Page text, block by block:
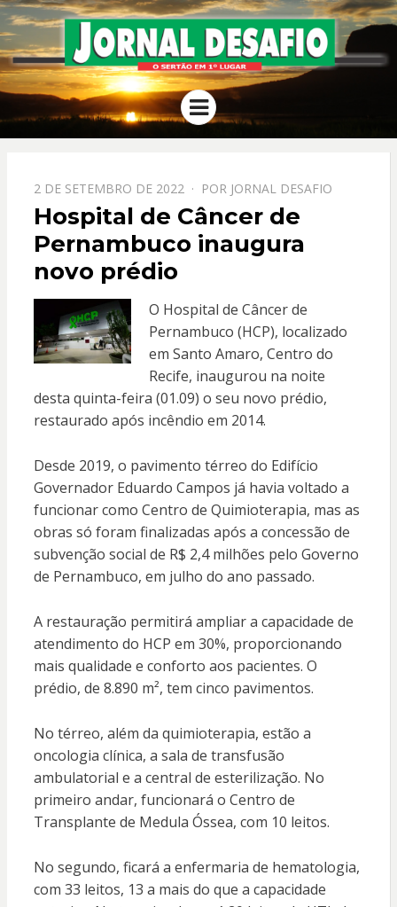
JORNAL
DESAFIO
O Sertão em 1º Lugar
Menu
PPOSTADO
EM
2 DE SETEMBRO DE 2022 POR JORNAL DESAFIO
Hospital de Câncer de
Pernambuco inaugura
novo prédio
O Hospital de Câncer de
Pernambuco (HCP), localizado
em Santo Amaro, Centro do
Recife, inaugurou na noite
desta quinta-feira (01.09) o seu novo prédio,
restaurado após incêndio em 2014.
Desde 2019, o pavimento térreo do Edifício
Governador Eduardo Campos já havia voltado a
funcionar como Centro de Quimioterapia, mas as
obras só foram finalizadas após a concessão de
subvenção social de R$ 2,4 milhões pelo Governo
de Pernambuco, em julho do ano passado.
A restauração permitirá ampliar a capacidade de
atendimento do HCP em 30%, proporcionando
mais qualidade e conforto aos pacientes. O
prédio, de 8.890 m², tem cinco pavimentos.
No térreo, além da quimioterapia, estão a
oncologia clínica, a sala de transfusão
ambulatorial e a central de esterilização. No
primeiro andar, funcionará o Centro de
Transplante de Medula Óssea, com 10 leitos.
No segundo, ficará a enfermaria de hematologia,
com 33 leitos, 13 a mais do que a capacidade